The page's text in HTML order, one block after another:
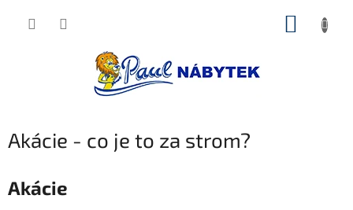
Akácie - co je to za strom?
Akácie